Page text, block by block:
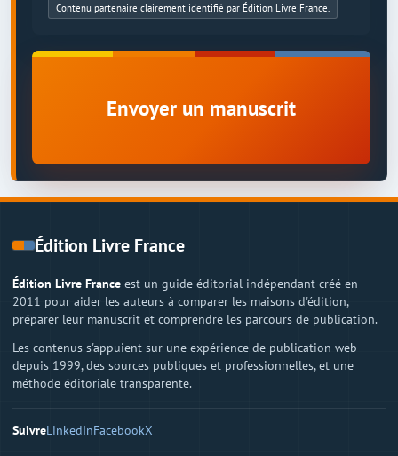
Contenu partenaire clairement identifié par Édition Livre France.
Envoyer un manuscrit
Édition Livre France
Édition Livre France est un guide éditorial indépendant créé en
2011 pour aider les auteurs à comparer les maisons d'édition,
préparer leur manuscrit et comprendre les parcours de publication.
Les contenus s'appuient sur une expérience de publication web
depuis 1999, des sources publiques et professionnelles, et une
méthode éditoriale transparente.
SuivreLinkedInFacebookX